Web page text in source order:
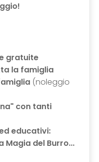
gratuite
la famiglia
(noleggio
con tanti
educativi:
Magia del Burro...